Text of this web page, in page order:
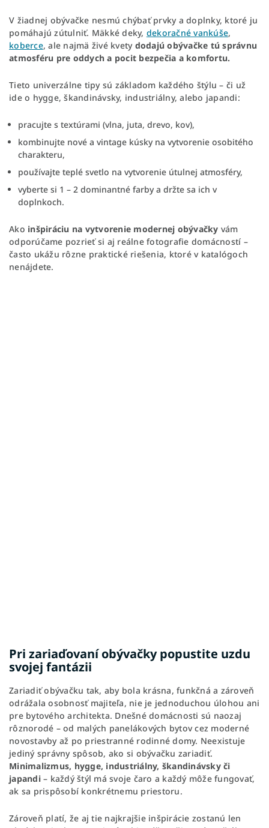
V žiadnej obývačke nesmú chýbať prvky a doplnky, ktoré ju
pomáhajú zútulniť. Mäkké deky, dekoračné vankúše,
koberce, ale najmä živé kvety dodajú obývačke tú správnu
atmosféru pre oddych a pocit bezpečia a komfortu.
Tieto univerzálne tipy sú základom každého štýlu – či už
ide o hygge, škandinávsky, industriálny, alebo japandi:
pracujte s textúrami (vlna, juta, drevo, kov),
kombinujte nové a vintage kúsky na vytvorenie osobitého
charakteru,
používajte teplé svetlo na vytvorenie útulnej atmosféry,
vyberte si 1 – 2 dominantné farby a držte sa ich v
doplnkoch.
Ako inšpiráciu na vytvorenie modernej obývačky vám
odporúčame pozrieť si aj reálne fotografie domácností –
často ukážu rôzne praktické riešenia, ktoré v katalógoch
nenájdete.
Pri zariaďovaní obývačky popustite uzdu
svojej fantázii
Zariadiť obývačku tak, aby bola krásna, funkčná a zároveň
odrážala osobnosť majiteľa, nie je jednoduchou úlohou ani
pre bytového architekta. Dnešné domácnosti sú naozaj
rôznorodé – od malých panelákových bytov cez moderné
novostavby až po priestranné rodinné domy. Neexistuje
jediný správny spôsob, ako si obývačku zariadiť.
Minimalizmus, hygge, industriálny, škandinávsky či
japandi – každý štýl má svoje čaro a každý môže fungovať,
ak sa prispôsobí konkrétnemu priestoru.
Zároveň platí, že aj tie najkrajšie inšpirácie zostanú len